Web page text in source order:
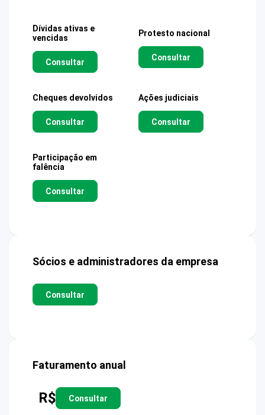
Dívidas ativas e
vencidas
Consultar
Protesto nacional
Consultar
Cheques devolvidos
Consultar
Ações judiciais
Consultar
Participação em
falência
Consultar
Sócios e administradores da empresa
Consultar
Faturamento anual
R$ Consultar